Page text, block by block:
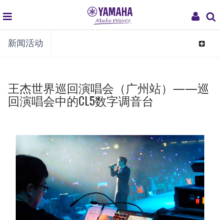
My
global
navigation
新闻活动
Toggle
王杰世界巡回演唱会（广州站）——巡
回演唱会中的CL5数字调音台